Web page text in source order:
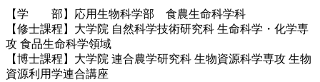
【学 部】応用生物科学部 食農生命科学科
【修士課程】大学院 自然科学技術研究科 生命科学・化学専
攻 食品生命科学領域
【博士課程】大学院 連合農学研究科 生物資源科学専攻 生物
資源利用学連合講座